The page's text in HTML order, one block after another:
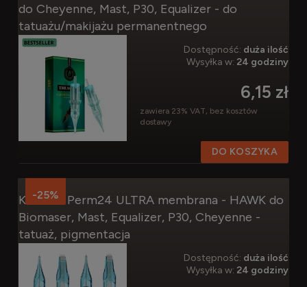
do Cheyenne, Mast, P30, Equalizer - do
tatuażu/makijażu permanentnego
Dostępność: duża ilość
Wysyłka w: 24 godziny
6,15 zł
zawiera 23% VAT, bez kosztów
dostawy
DO KOSZYKA
Kartridż Perm24 ULTRA membrana - HAWK do
Biomaser, Mast, Equalizer, P30, Cheyenne -
tatuaż, pigmentacja
Dostępność: duża ilość
Wysyłka w: 24 godziny
-25%